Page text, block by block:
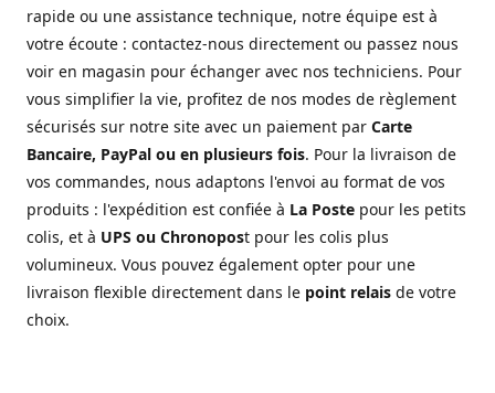
rapide ou une assistance technique, notre équipe est à
votre écoute : contactez-nous directement ou passez nous
voir en magasin pour échanger avec nos techniciens. Pour
vous simplifier la vie, profitez de nos modes de règlement
sécurisés sur notre site avec un paiement par Carte
Bancaire, PayPal ou en plusieurs fois. Pour la livraison de
vos commandes, nous adaptons l'envoi au format de vos
produits : l'expédition est confiée à La Poste pour les petits
colis, et à UPS ou Chronopost pour les colis plus
volumineux. Vous pouvez également opter pour une
livraison flexible directement dans le point relais de votre
choix.